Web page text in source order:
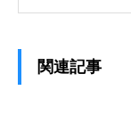
関連記事